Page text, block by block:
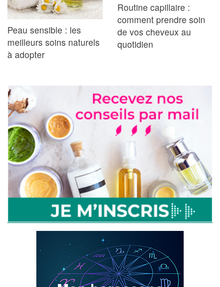
Peau sensible : les
meilleurs soins naturels
à adopter
Routine capillaire :
comment prendre soin
de vos cheveux au
quotidien